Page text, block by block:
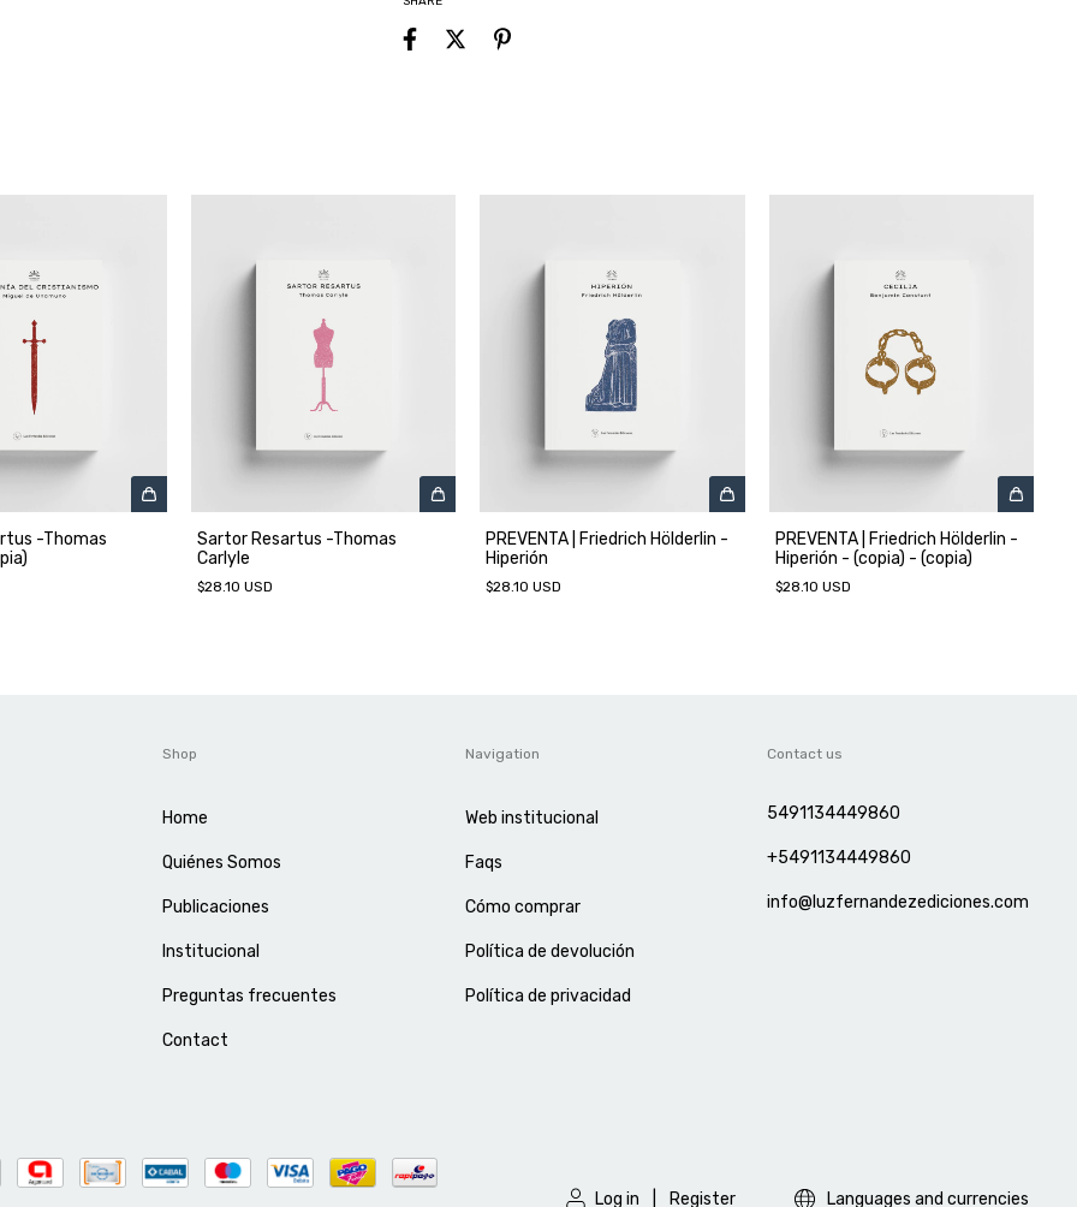
-Thomas
Sartor Resartus -Thomas
Carlyle
$28.10 USD
PREVENTA | Friedrich Hölderlin -
Hiperión
$28.10 USD
PREVENTA | Friedrich Hölderlin -
Hiperión - (copia) - (copia)
$28.10 USD
Shop
Home
Quiénes Somos
Publicaciones
Institucional
Preguntas frecuentes
Contact
Navigation
Web institucional
Faqs
Cómo comprar
Política de devolución
Política de privacidad
Contact us
5491134449860
+5491134449860
info@luzfernandezediciones.com
Log in Register Languages and currencies